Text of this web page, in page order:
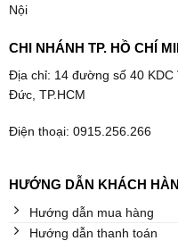
Nội
CHI NHÁNH TP. HỒ CHÍ
Địa chỉ: 14 đường số 40
Đức, TP.HCM
Điện thoại: 0915.256.266
HƯỚNG DẪN KHÁCH
Hướng dẫn mua hàng
Hướng dẫn thanh toán